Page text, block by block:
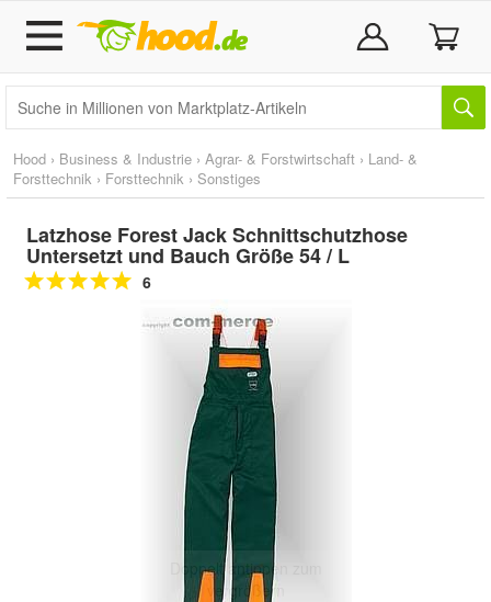
Hood › Business & Industrie › Agrar- & Forstwirtschaft › Land- &
Forsttechnik › Forsttechnik › Sonstiges
Latzhose Forest Jack Schnittschutzhose
Untersetzt und Bauch Größe 54 / L
6
Doppelt antippen zum
vergrößern